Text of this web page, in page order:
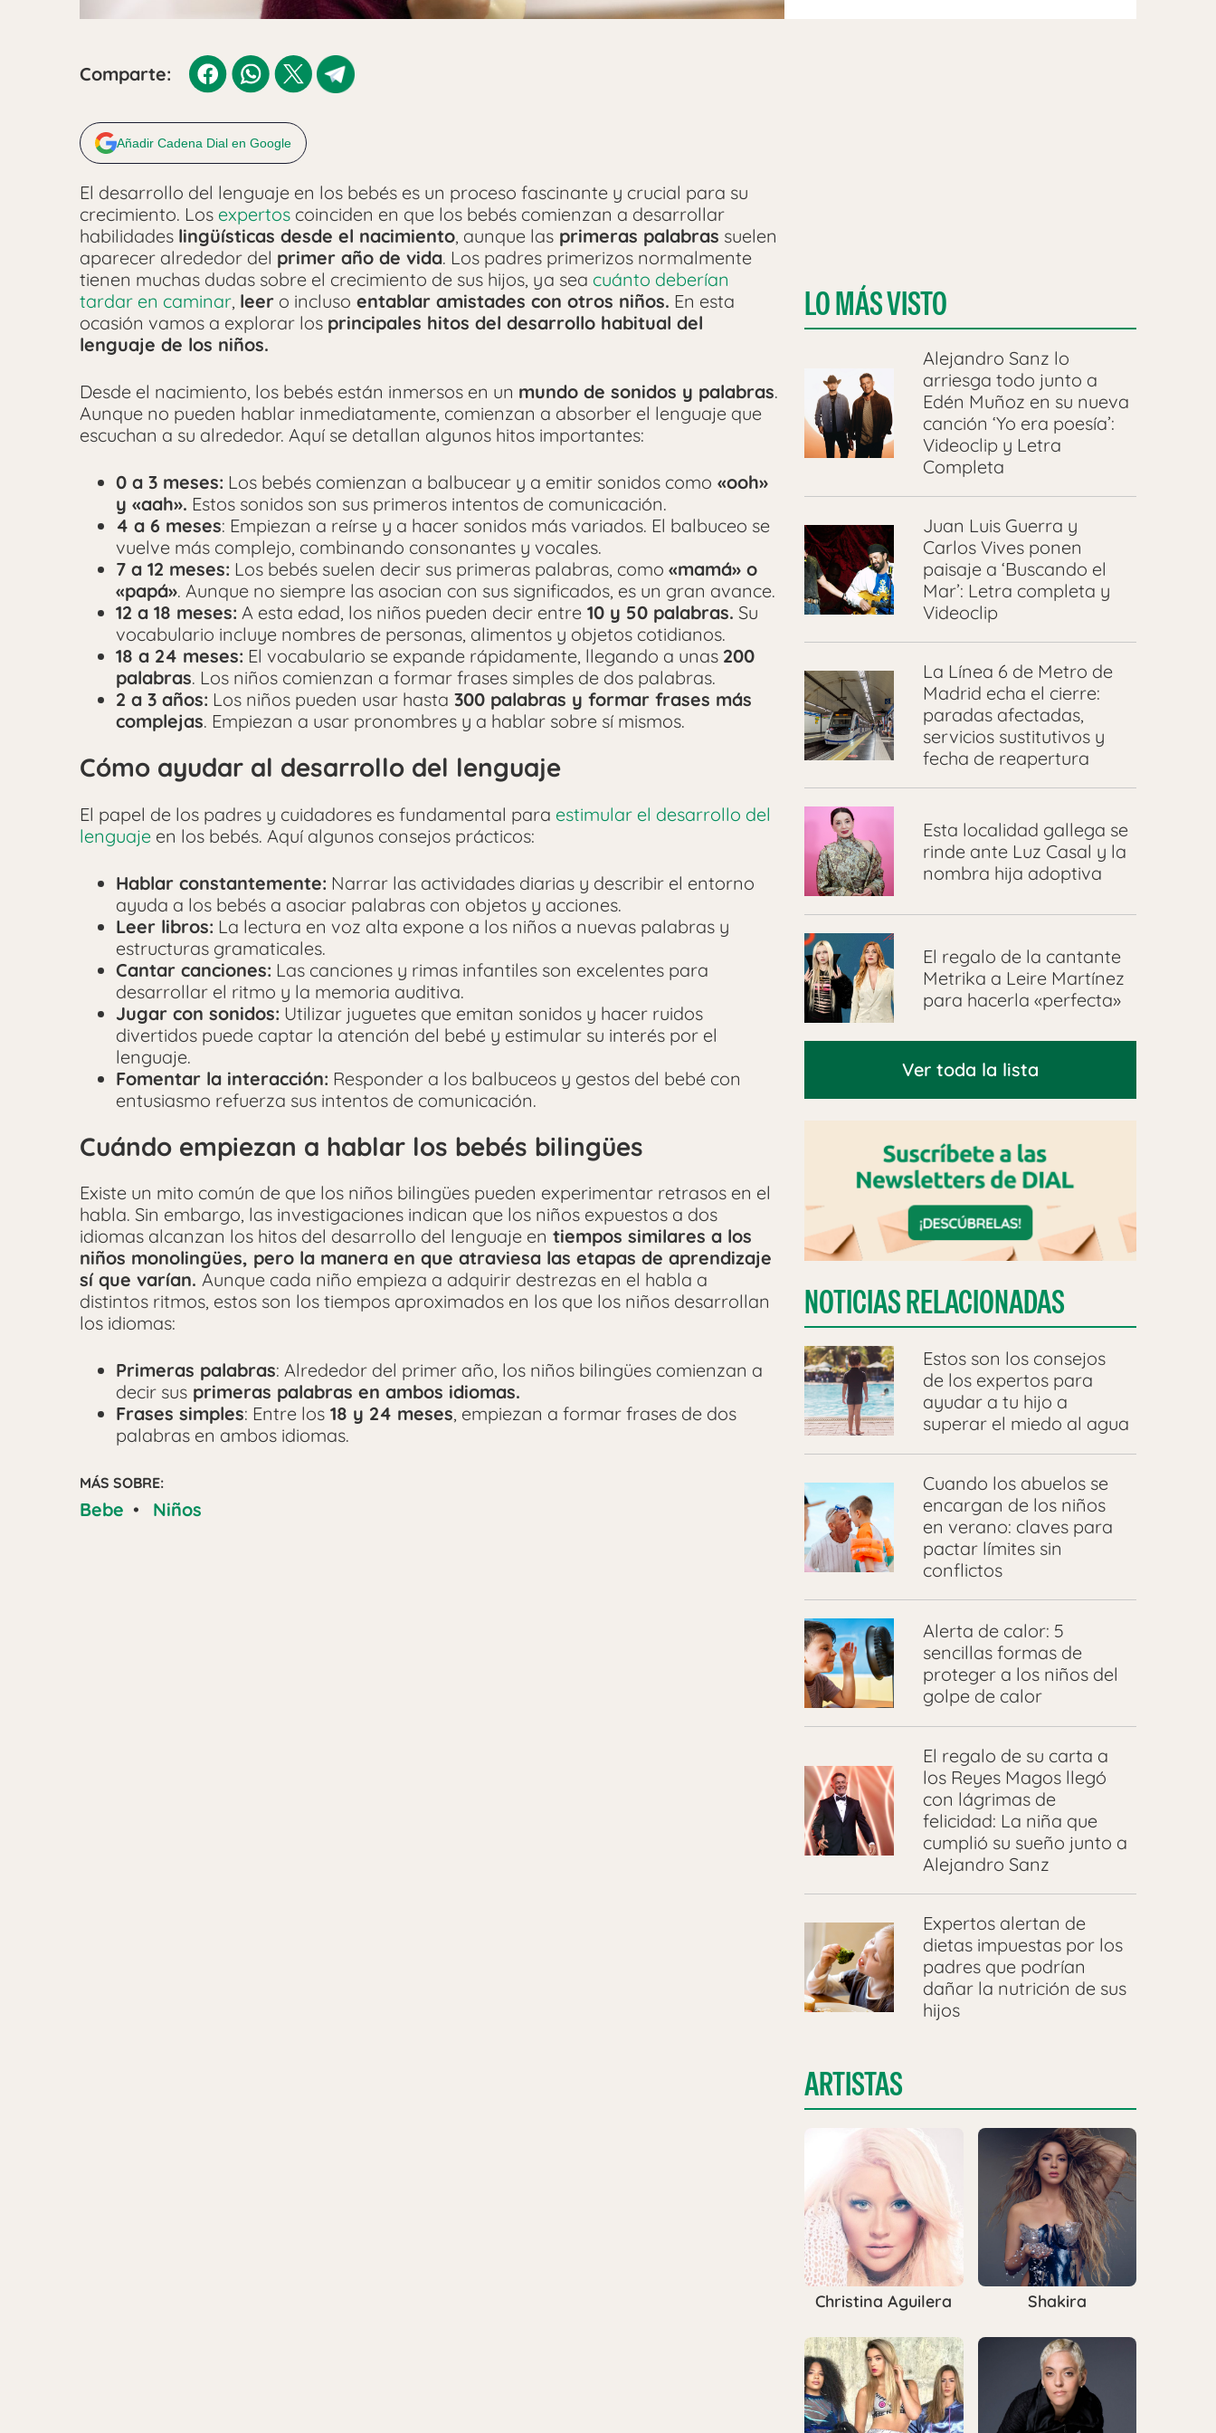
Comparte:
Añadir Cadena Dial en Google
El desarrollo del lenguaje en los bebés es un proceso fascinante y crucial para su
crecimiento. Los expertos coinciden en que los bebés comienzan a desarrollar
habilidades lingüísticas desde el nacimiento, aunque las primeras palabras suelen
aparecer alrededor del primer año de vida. Los padres primerizos normalmente
tienen muchas dudas sobre el crecimiento de sus hijos, ya sea cuánto deberían
tardar en caminar, leer o incluso entablar amistades con otros niños. En esta
ocasión vamos a explorar los principales hitos del desarrollo habitual del
lenguaje de los niños.
Desde el nacimiento, los bebés están inmersos en un mundo de sonidos y palabras.
Aunque no pueden hablar inmediatamente, comienzan a absorber el lenguaje que
escuchan a su alrededor. Aquí se detallan algunos hitos importantes:
0 a 3 meses: Los bebés comienzan a balbucear y a emitir sonidos como «ooh»
y «aah». Estos sonidos son sus primeros intentos de comunicación.
4 a 6 meses: Empiezan a reírse y a hacer sonidos más variados. El balbuceo se
vuelve más complejo, combinando consonantes y vocales.
7 a 12 meses: Los bebés suelen decir sus primeras palabras, como «mamá» o
«papá». Aunque no siempre las asocian con sus significados, es un gran avance.
12 a 18 meses: A esta edad, los niños pueden decir entre 10 y 50 palabras. Su
vocabulario incluye nombres de personas, alimentos y objetos cotidianos.
18 a 24 meses: El vocabulario se expande rápidamente, llegando a unas 200
palabras. Los niños comienzan a formar frases simples de dos palabras.
2 a 3 años: Los niños pueden usar hasta 300 palabras y formar frases más
complejas. Empiezan a usar pronombres y a hablar sobre sí mismos.
Cómo ayudar al desarrollo del lenguaje
El papel de los padres y cuidadores es fundamental para estimular el desarrollo del
lenguaje en los bebés. Aquí algunos consejos prácticos:
Hablar constantemente: Narrar las actividades diarias y describir el entorno
ayuda a los bebés a asociar palabras con objetos y acciones.
Leer libros: La lectura en voz alta expone a los niños a nuevas palabras y
estructuras gramaticales.
Cantar canciones: Las canciones y rimas infantiles son excelentes para
desarrollar el ritmo y la memoria auditiva.
Jugar con sonidos: Utilizar juguetes que emitan sonidos y hacer ruidos
divertidos puede captar la atención del bebé y estimular su interés por el
lenguaje.
Fomentar la interacción: Responder a los balbuceos y gestos del bebé con
entusiasmo refuerza sus intentos de comunicación.
Cuándo empiezan a hablar los bebés bilingües
Existe un mito común de que los niños bilingües pueden experimentar retrasos en el
habla. Sin embargo, las investigaciones indican que los niños expuestos a dos
idiomas alcanzan los hitos del desarrollo del lenguaje en tiempos similares a los
niños monolingües, pero la manera en que atraviesa las etapas de aprendizaje
sí que varían. Aunque cada niño empieza a adquirir destrezas en el habla a
distintos ritmos, estos son los tiempos aproximados en los que los niños desarrollan
los idiomas:
Primeras palabras: Alrededor del primer año, los niños bilingües comienzan a
decir sus primeras palabras en ambos idiomas.
Frases simples: Entre los 18 y 24 meses, empiezan a formar frases de dos
palabras en ambos idiomas.
MÁS SOBRE:
Bebe • Niños
LO MÁS VISTO
Alejandro Sanz lo
arriesga todo junto a
Edén Muñoz en su nueva
canción ‘Yo era poesía’:
Videoclip y Letra
Completa
Juan Luis Guerra y
Carlos Vives ponen
paisaje a ‘Buscando el
Mar’: Letra completa y
Videoclip
La Línea 6 de Metro de
Madrid echa el cierre:
paradas afectadas,
servicios sustitutivos y
fecha de reapertura
Esta localidad gallega se
rinde ante Luz Casal y la
nombra hija adoptiva
El regalo de la cantante
Metrika a Leire Martínez
para hacerla «perfecta»
Ver toda la lista
NOTICIAS RELACIONADAS
Estos son los consejos
de los expertos para
ayudar a tu hijo a
superar el miedo al agua
Cuando los abuelos se
encargan de los niños
en verano: claves para
pactar límites sin
conflictos
Alerta de calor: 5
sencillas formas de
proteger a los niños del
golpe de calor
El regalo de su carta a
los Reyes Magos llegó
con lágrimas de
felicidad: La niña que
cumplió su sueño junto a
Alejandro Sanz
Expertos alertan de
dietas impuestas por los
padres que podrían
dañar la nutrición de sus
hijos
ARTISTAS
Christina Aguilera Shakira